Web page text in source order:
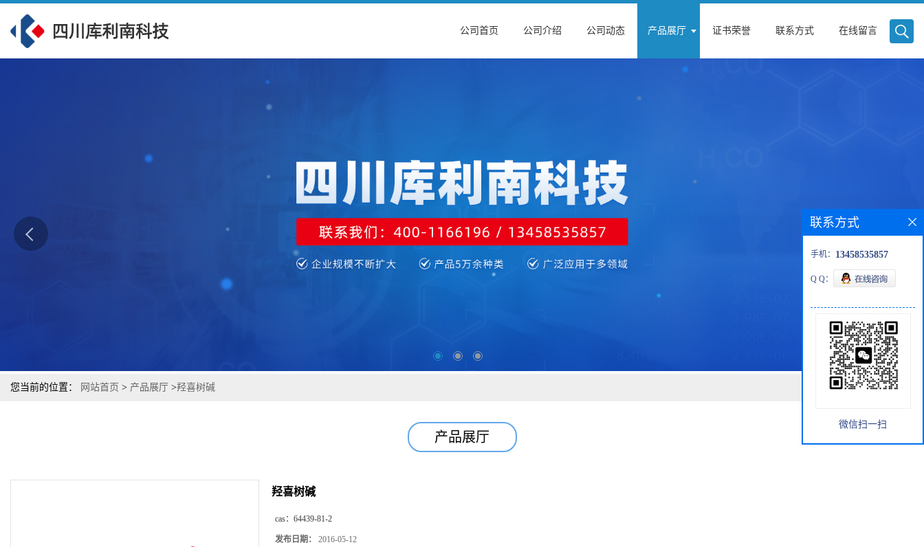
公司首页 公司介绍 公司动态 产品展厅 证书荣誉 联系方式 在线留言
您当前的位置： 网站首页 > 产品展厅 >羟喜树碱
产品展厅
羟喜树碱
cas： 64439-81-2
发布日期： 2016-05-12
联系方式
手机： 13458535857
Q Q：
微信扫一扫